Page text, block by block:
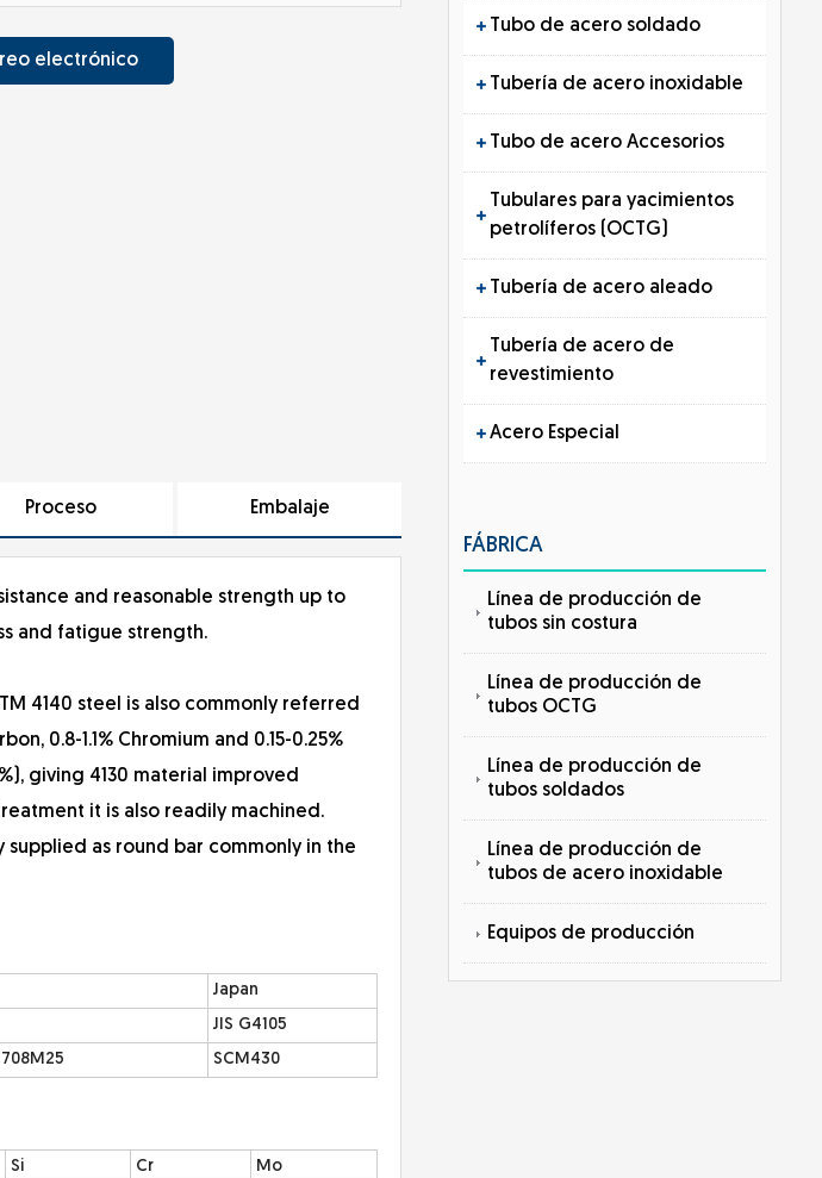
Tubo de acero soldado
Tubería de acero inoxidable
Tubo de acero Accesorios
Tubulares para yacimientos
petrolíferos (OCTG)
Tubería de acero aleado
Tubería de acero de
revestimiento
Acero Especial
FÁBRICA
Línea de producción de
tubos sin costura
Línea de producción de
tubos OCTG
Línea de producción de
tubos soldados
Línea de producción de
tubos de acero inoxidable
Equipos de producción
electrónico
Proceso Embalaje
and reasonable strength up to
and fatigue strength.
4140 steel is also commonly referred
0.8-1.1% Chromium and 0.15-0.25%
giving 4130 material improved
it is also readily machined.
supplied as round bar commonly in the
Japan
JIS G4105
SCM430
Si Cr
Mo